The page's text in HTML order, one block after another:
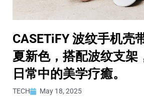
CASETiFY 波纹手机壳
夏新色，搭配波纹支架
日常中的美学疗癒。
TECH May 18, 2025